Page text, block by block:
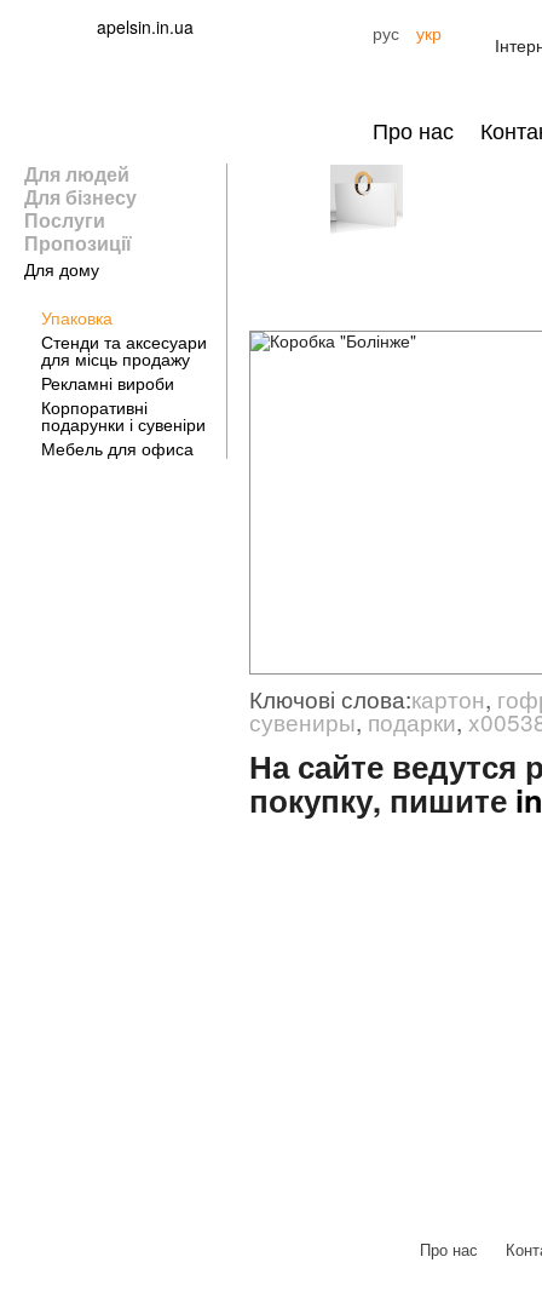
apelsin.in.ua рус укр
Про нас
Для людей
Для бізнесу
Послуги
Пропозиції
Для дому
Упаковка
Стенди та аксесуари
для місць продажу
Рекламні вироби
Корпоративні
подарунки і сувеніри
Мебель для офиса
Ключові слова:картон,
сувениры, подарки,
На сайте
покупку, пишите
Про нас